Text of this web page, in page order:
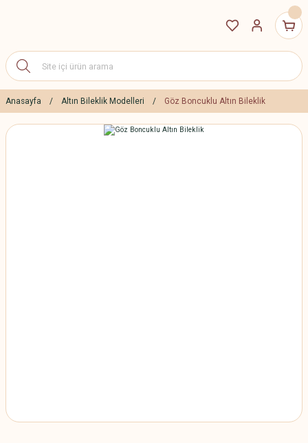
Anasayfa Altın Bileklik Modelleri Göz Boncuklu Altın Bileklik